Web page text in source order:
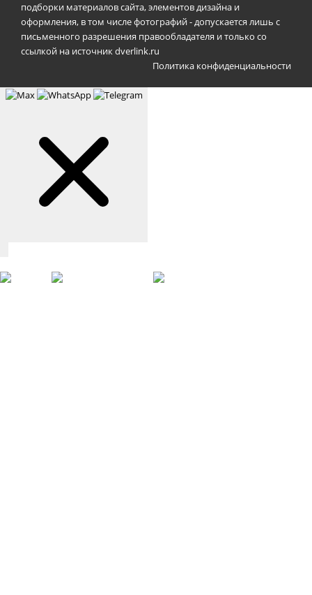
подборки материалов сайта, элементов дизайна и
оформления, в том числе фотографий - допускается лишь с
письменного разрешения правообладателя и только со
ссылкой на источник dverlink.ru
Политика конфиденциальности